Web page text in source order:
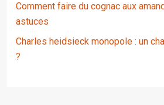
Comment faire du cognac aux
astuces
Charles heidsieck monopole : un
?